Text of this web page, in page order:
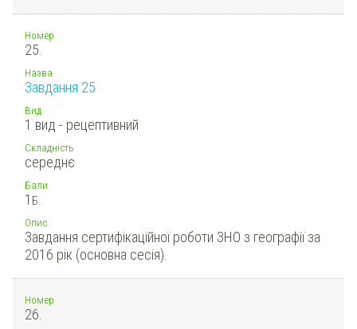
Номер
25.
Назва
Завдання 25
Вид
1 вид - рецептивний
Складність
середнє
Бали
1 Б.
Опис
Завдання сертифікаційної роботи ЗНО з географії за
2016 рік (основна сесія).
Номер
26.